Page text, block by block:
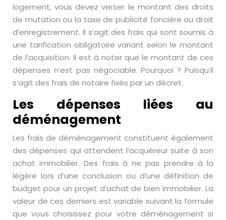
logement, vous devez verser le montant des droits
de mutation ou la taxe de publicité foncière ou droit
d’enregistrement. Il s’agit des frais qui sont soumis à
une tarification obligatoire variant selon le montant
de l’acquisition. Il est à noter que le montant de ces
dépenses n’est pas négociable. Pourquoi ? Puisqu’il
s’agit des frais de notaire fixés par un décret.
Les dépenses liées au
déménagement
Les frais de déménagement constituent également
des dépenses qui attendent l’acquéreur suite à son
achat immobilier. Des frais à ne pas prendre à la
légère lors d’une conclusion ou d’une définition de
budget pour un projet d’achat de bien immobilier. La
valeur de ces derniers est variable suivant la formule
que vous choisissez pour votre déménagement si